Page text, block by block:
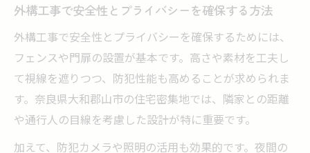
外構工事で安全性とプライバシーを確保する方法
外構工事で安全性とプライバシーを確保するためには、
フェンスや門扉の設置が基本です。高さや素材を工夫し
て視線を遮りつつ、防犯性能も高めることが求められま
す。奈良県大和郡山市の住宅密集地では、隣家との距離
や通行人の目線を考慮した設計が特に重要です。
加えて、防犯カメラや照明の活用も効果的です。夜間の